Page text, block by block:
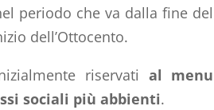
periodo che va dalla fine del
dell’Ottocento.
riservati al menu
sociali più abbienti.